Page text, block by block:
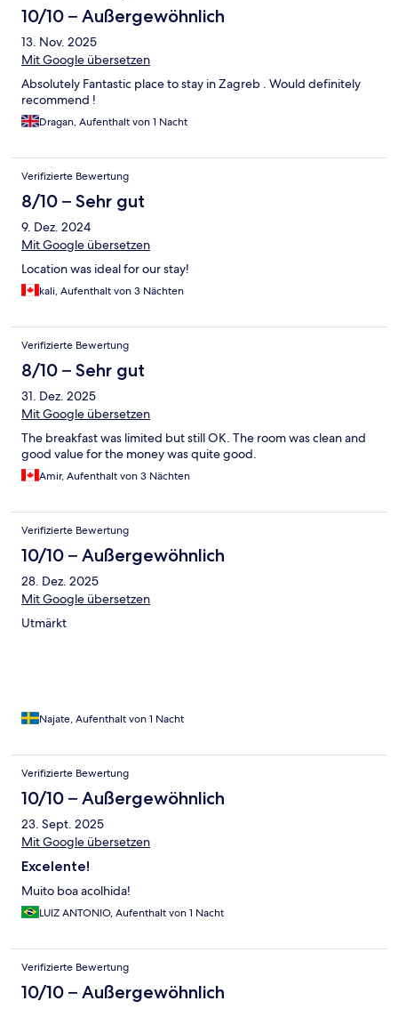
10/10 – Außergewöhnlich
13. Nov. 2025
Mit Google übersetzen
Absolutely Fantastic place to stay in Zagreb . Would definitely
recommend !
Dragan, Aufenthalt von 1 Nacht
Verifizierte Bewertung
8/10 – Sehr gut
9. Dez. 2024
Mit Google übersetzen
Location was ideal for our stay!
kali, Aufenthalt von 3 Nächten
Verifizierte Bewertung
8/10 – Sehr gut
31. Dez. 2025
Mit Google übersetzen
The breakfast was limited but still OK. The room was clean and
good value for the money was quite good.
Amir, Aufenthalt von 3 Nächten
Verifizierte Bewertung
10/10 – Außergewöhnlich
28. Dez. 2025
Mit Google übersetzen
Utmärkt
Najate, Aufenthalt von 1 Nacht
Verifizierte Bewertung
10/10 – Außergewöhnlich
23. Sept. 2025
Mit Google übersetzen
Excelente!
Muito boa acolhida!
LUIZ ANTONIO, Aufenthalt von 1 Nacht
Verifizierte Bewertung
10/10 – Außergewöhnlich